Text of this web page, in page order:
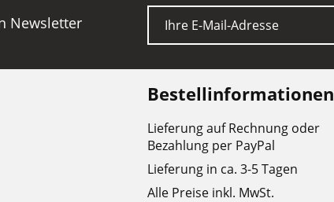
Newsletter E-Mail
Bestellinformationen
Lieferung auf Rechnung oder
Bezahlung per PayPal
Lieferung in ca. 3-5 Tagen
Alle Preise inkl. MwSt.